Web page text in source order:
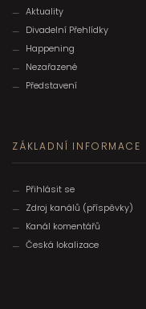
Aktuality
Divadelní Přehlídky
Happening
Nezařazené
Představení
ZÁKLADNÍ INFORMACE
Přihlásit se
Zdroj kanálů (příspěvky)
Kanál komentářů
Česká lokalizace